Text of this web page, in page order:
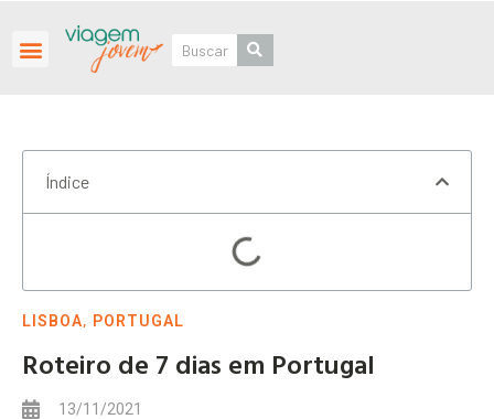
Índice
LISBOA, PORTUGAL
Roteiro de 7 dias em Portugal
13/11/2021